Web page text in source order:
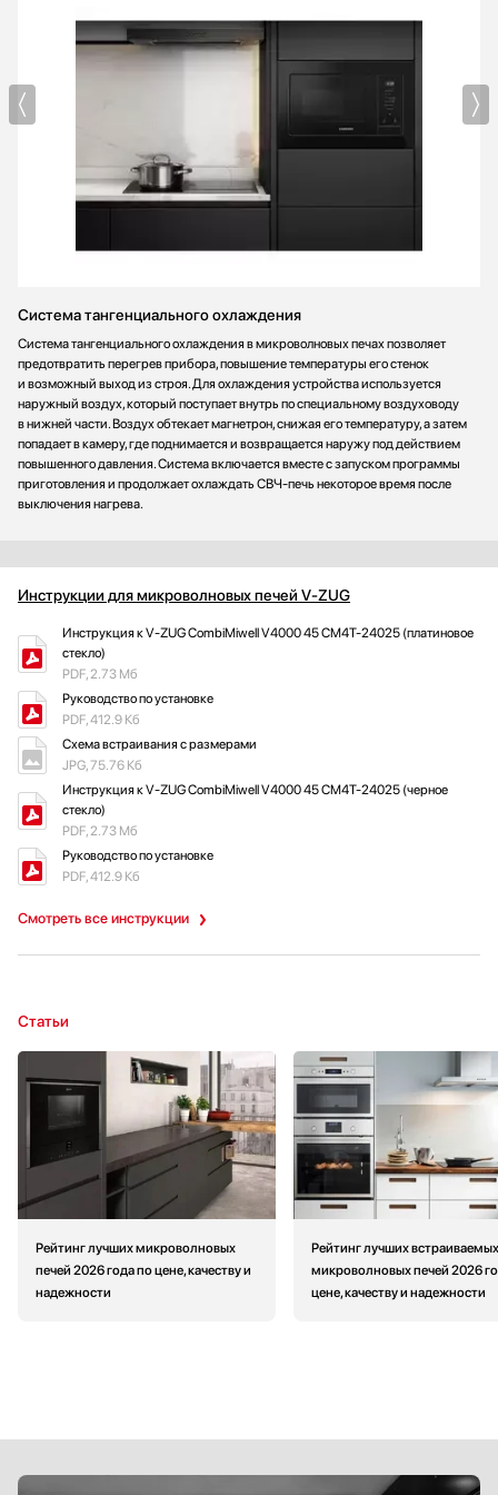
Система тангенциального охлаждения
Система тангенциального охлаждения в микроволновых печах позволяет
предотвратить перегрев прибора, повышение температуры его стенок
и возможный выход из строя. Для охлаждения устройства используется
наружный воздух, который поступает внутрь по специальному воздуховоду
в нижней части. Воздух обтекает магнетрон, снижая его температуру, а затем
попадает в камеру, где поднимается и возвращается наружу под действием
повышенного давления. Система включается вместе с запуском программы
приготовления и продолжает охлаждать СВЧ-печь некоторое время после
выключения нагрева.
Инструкции для микроволновых печей V-ZUG
Смотреть все инструкции
Инструкция к V-ZUG CombiMiwell V4000 45 CM4T-24025 (платиновое
стекло)
PDF, 2.73 Мб
Руководство по установке
PDF, 412.9 Кб
Схема встраивания с размерами
JPG, 75.76 Кб
Инструкция к V-ZUG CombiMiwell V4000 45 CM4T-24025 (черное
стекло)
PDF, 2.73 Мб
Руководство по установке
PDF, 412.9 Кб
Статьи
Рейтинг лучших микроволновых
печей 2026 года по цене, качеству и
надежности
Рейтинг лучших встраиваемых
микроволновых печей 2026
цене, качеству и надежности